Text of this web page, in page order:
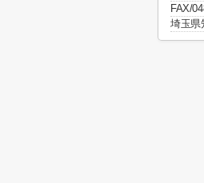
FAX/
埼玉県